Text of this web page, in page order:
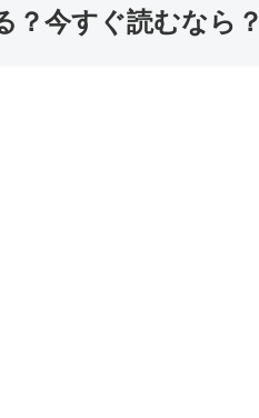
？今すぐ読むなら？